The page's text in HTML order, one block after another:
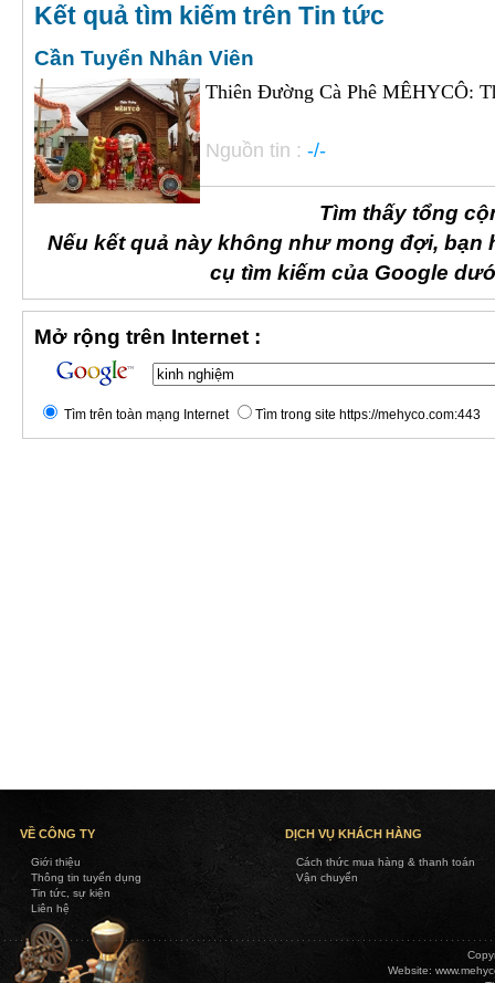
Kết quả tìm kiếm trên Tin tức
Cần Tuyển Nhân Viên
Thiên Đường Cà Phê MÊHYCÔ:
Nguồn tin : -/-
Tìm thấy tổng
Nếu kết quả này không như mong đợi,
cụ tìm kiếm của Google
Mở rộng trên Internet :
Tìm trên toàn mạng Internet Tìm trong site https://mehyco.com:443
VỀ CÔNG TY
Giới thiệu
Thông tin tuyển dụng
Tin tức, sự kiện
Liên hệ
DỊCH VỤ KHÁCH HÀNG
Cách thức mua hàng & thanh toán
Vận chuyển
Website: